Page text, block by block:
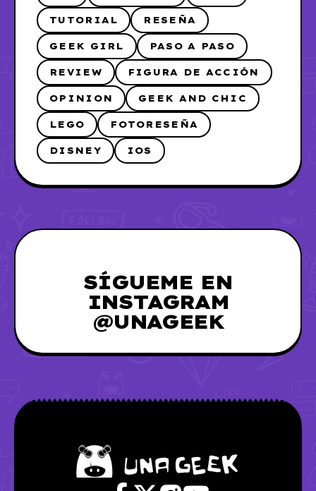
TUTORIAL RESEÑA
GEEK GIRL PASO A PASO
REVIEW FIGURA DE ACCIÓN
OPINION GEEK AND CHIC
LEGO FOTORESEÑA
DISNEY IOS
SÍGUEME EN
INSTAGRAM
@UNAGEEK